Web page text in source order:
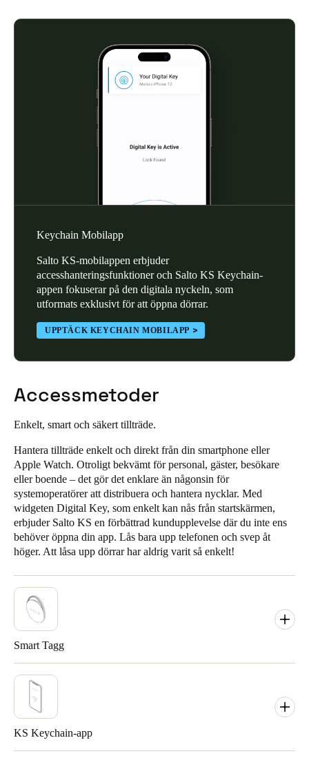
Spara det nya valet som standard
Keychain Mobilapp
Salto KS-mobilappen erbjuder
accesshanteringsfunktioner och Salto KS Keychain-
appen fokuserar på den digitala nyckeln, som
utformats exklusivt för att öppna dörrar.
UPPTÄCK KEYCHAIN MOBILAPP
Accessmetoder
Enkelt, smart och säkert tillträde.
Hantera tillträde enkelt och direkt från din smartphone eller
Apple Watch. Otroligt bekvämt för personal, gäster, besökare
eller boende – det gör det enklare än någonsin för
systemoperatörer att distribuera och hantera nycklar. Med
widgeten Digital Key, som enkelt kan nås från startskärmen,
erbjuder Salto KS en förbättrad kundupplevelse där du inte ens
behöver öppna din app. Lås bara upp telefonen och svep åt
höger. Att låsa upp dörrar har aldrig varit så enkelt!
Smart Tagg
KS Keychain-app